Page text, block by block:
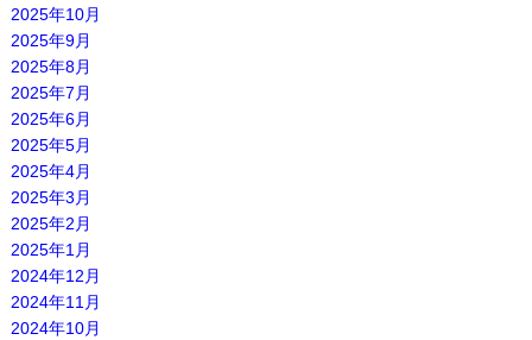
2025年10月
2025年9月
2025年8月
2025年7月
2025年6月
2025年5月
2025年4月
2025年3月
2025年2月
2025年1月
2024年12月
2024年11月
2024年10月